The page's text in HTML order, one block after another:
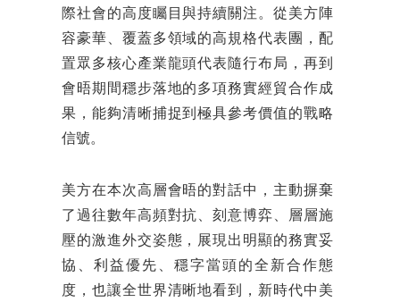
際社會的高度矚目與持續關注。從美方陣
容豪華、覆蓋多領域的高規格代表團，配
置眾多核心產業龍頭代表隨行布局，再到
會晤期間穩步落地的多項務實經貿合作成
果，能夠清晰捕捉到極具參考價值的戰略
信號。
美方在本次高層會晤的對話中，主動摒棄
了過往數年高頻對抗、刻意博弈、層層施
壓的激進外交姿態，展現出明顯的務實妥
協、利益優先、穩字當頭的全新合作態
度，也讓全世界清晰地看到，新時代中美